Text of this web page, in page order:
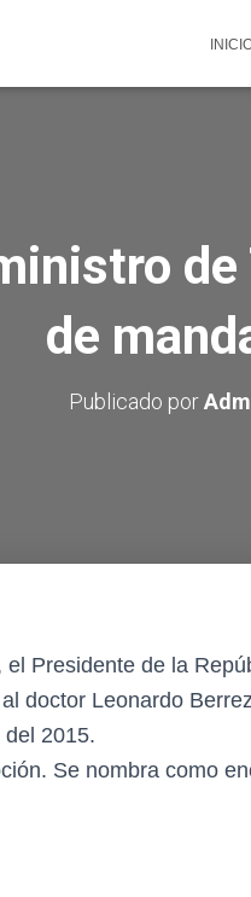
de
Publicado por
Presidente de la
doctor Leonardo
2015.
Se nombra como